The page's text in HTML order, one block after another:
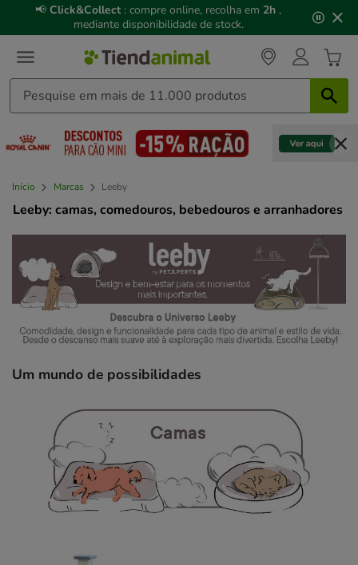
3,
mensagem,
📢 Click&Collect : compre online, recolha em 2h ,
mediante disponibilidade de stock.
Início Marcas Leeby
Leeby: camas, comedouros, bebedouros e arranhadores
Um mundo de possibilidades